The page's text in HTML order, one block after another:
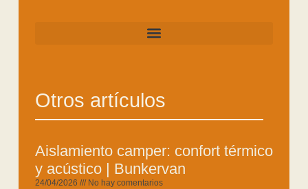
Otros artículos
Aislamiento camper: confort térmico
y acústico | Bunkervan
24/04/2026 No hay comentarios